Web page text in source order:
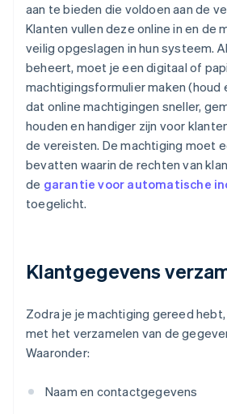
aan te bieden die voldoen aan de
Klanten vullen deze online in en de
veilig opgeslagen in hun systeem.
beheert, moet je een digitaal of
machtigingsformulier maken (houd
dat online machtigingen sneller,
houden en handiger zijn voor
de vereisten. De machtiging moet
bevatten waarin de rechten van
de garantie voor automatische
toegelicht.
Klantgegevens
Zodra je je machtiging gereed
met het verzamelen van de
Waaronder:
Naam en contactgegevens